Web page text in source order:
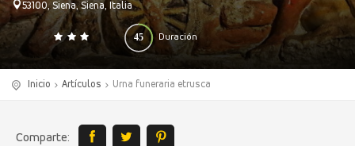
53100, Siena, Siena, Italia
Duración
45
0 140
Inicio Artículos Urna funeraria etrusca
Comparte: